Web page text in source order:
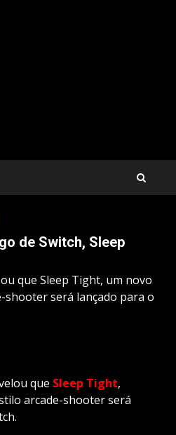
de Switch, Sleep
que Sleep Tight, um novo
shooter será lançado para o
que Sleep Tight,
arcade-shooter será